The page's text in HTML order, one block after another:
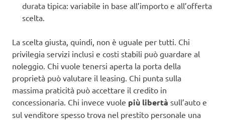
durata tipica: variabile in base all’importo e all’offerta
scelta.
La scelta giusta, quindi, non è uguale per tutti. Chi
privilegia servizi inclusi e costi stabili può guardare al
noleggio. Chi vuole tenersi aperta la porta della
proprietà può valutare il leasing. Chi punta sulla
massima praticità può accettare il credito in
concessionaria. Chi invece vuole più libertà sull’auto e
sul venditore spesso trova nel prestito personale una